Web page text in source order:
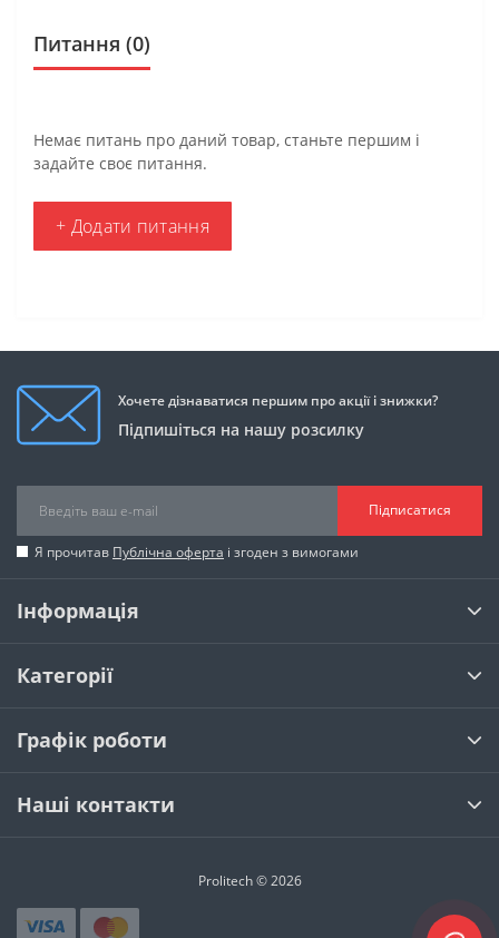
Питання (0)
Немає питань про даний товар, станьте першим і
задайте своє питання.
+ Додати питання
Хочете дізнаватися першим про акції і знижки?
Підпишіться на нашу розсилку
Підписатися
Я прочитав Публічна оферта і згоден з вимогами
Інформація
Категорії
Графік роботи
Наші контакти
Prolitech © 2026